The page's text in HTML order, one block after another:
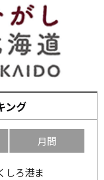
ング
月間
しろ港ま